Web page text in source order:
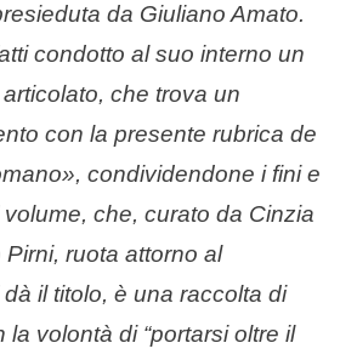
da Giuliano Amato.
condotto al suo interno un
che trova un
con la presente rubrica de
condividendone i fini e
che, curato da Cinzia
ruota attorno al
il titolo, è una raccolta di
la volontà di “portarsi oltre il